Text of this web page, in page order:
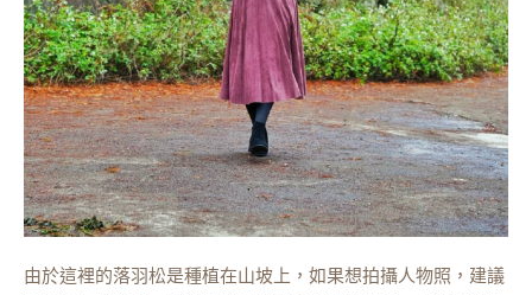
由於這裡的落羽松是種植在山坡上，如果想拍攝人物照，建議